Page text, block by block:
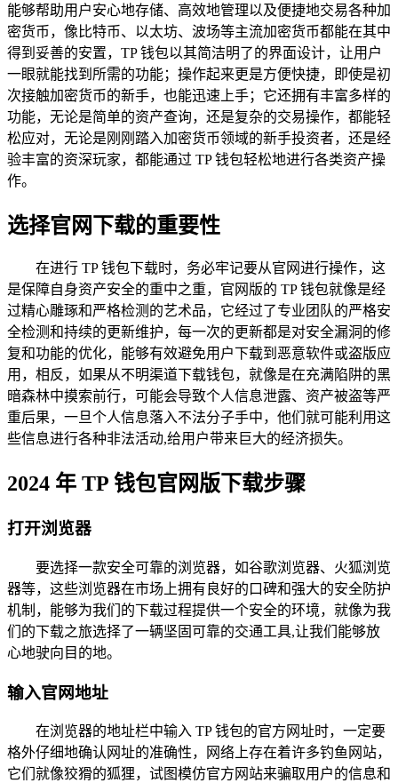
能够帮助用户安心地存储、高效地管理以及便捷地交易各种加
密货币，像比特币、以太坊、波场等主流加密货币都能在其中
得到妥善的安置，TP 钱包以其简洁明了的界面设计，让用户
一眼就能找到所需的功能；操作起来更是方便快捷，即使是初
次接触加密货币的新手，也能迅速上手；它还拥有丰富多样的
功能，无论是简单的资产查询，还是复杂的交易操作，都能轻
松应对，无论是刚刚踏入加密货币领域的新手投资者，还是经
验丰富的资深玩家，都能通过 TP 钱包轻松地进行各类资产操
作。
选择官网下载的重要性
在进行 TP 钱包下载时，务必牢记要从官网进行操作，这
是保障自身资产安全的重中之重，官网版的 TP 钱包就像是经
过精心雕琢和严格检测的艺术品，它经过了专业团队的严格安
全检测和持续的更新维护，每一次的更新都是对安全漏洞的修
复和功能的优化，能够有效避免用户下载到恶意软件或盗版应
用，相反，如果从不明渠道下载钱包，就像是在充满陷阱的黑
暗森林中摸索前行，可能会导致个人信息泄露、资产被盗等严
重后果，一旦个人信息落入不法分子手中，他们就可能利用这
些信息进行各种非法活动,给用户带来巨大的经济损失。
2024 年 TP 钱包官网版下载步骤
打开浏览器
要选择一款安全可靠的浏览器，如谷歌浏览器、火狐浏览
器等，这些浏览器在市场上拥有良好的口碑和强大的安全防护
机制，能够为我们的下载过程提供一个安全的环境，就像为我
们的下载之旅选择了一辆坚固可靠的交通工具,让我们能够放
心地驶向目的地。
输入官网地址
在浏览器的地址栏中输入 TP 钱包的官方网址时，一定要
格外仔细地确认网址的准确性，网络上存在着许多钓鱼网站，
它们就像狡猾的狐狸，试图模仿官方网站来骗取用户的信息和